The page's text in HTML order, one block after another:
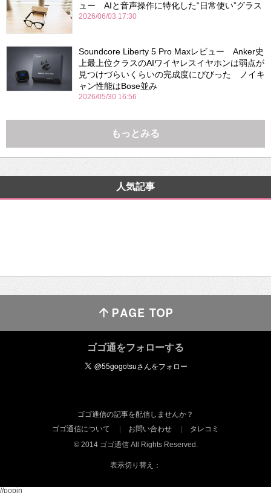
ュー AIと音声操作に特化した“日常使い”グラス
2026/06/03 17:30
Soundcore Liberty 5 Pro Maxレビュー Anker史
上最上位クラスのAIワイヤレスイヤホンは弱点が
見つけづらいくらいの完成度にびびった ノイキ
ャン性能はBose並み
2026/05/30 16:56
もっとみる
人気記事
ゴゴ通をフォローする
ゴゴ通信の記事を配信しませんか？
ゴゴ通信について
お問い合わせ
タレコミ
© 2014 ゴゴ通信 All Rights Reserved.
表示切り替え：
//popin